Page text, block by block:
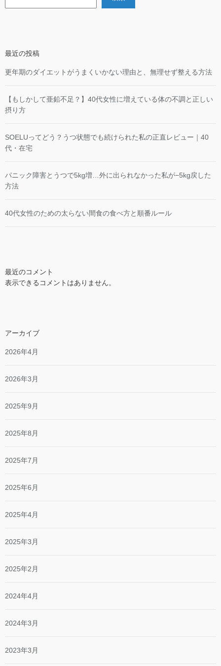
最近の投稿
更年期のダイエットがうまくいかない理由と、無理せず整える方法
【もしかして亜鉛不足？】40代女性に増えている体の不調と正しい
摂り方
SOELUってどう？うつ状態でも続けられた私の正直レビュー｜40
代・在宅
パニック障害とうつで5kg増…外に出られなかった私が−5kg戻した
方法
40代女性のための太らない間食の食べ方と順番ルール
最近のコメント
表示できるコメントはありません。
アーカイブ
2026年4月
2026年3月
2025年9月
2025年8月
2025年7月
2025年6月
2025年4月
2025年3月
2025年2月
2024年4月
2024年3月
2023年3月